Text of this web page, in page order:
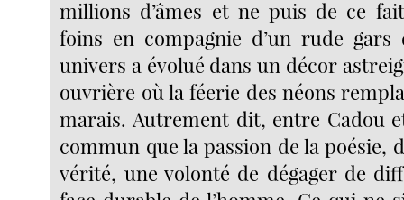
millions d’âmes et ne puis de ce
foins en compagnie d’un rude gars
univers a évolué dans un décor
ouvrière où la féerie des néons
marais. Autrement dit, entre Cadou
commun que la passion de la poésie,
vérité, une volonté de dégager de